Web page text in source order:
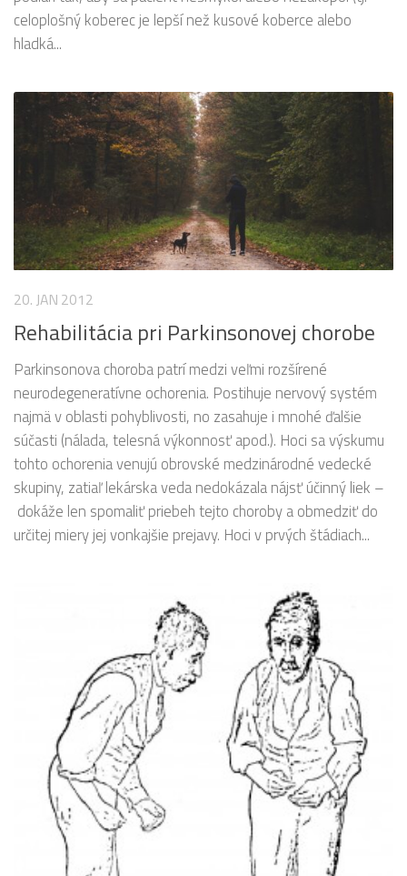
celoplošný koberec je lepší než kusové koberce alebo
hladká...
20. JAN 2012
Rehabilitácia pri Parkinsonovej chorobe
Parkinsonova choroba patrí medzi veľmi rozšírené
neurodegeneratívne ochorenia. Postihuje nervový systém
najmä v oblasti pohyblivosti, no zasahuje i mnohé ďalšie
súčasti (nálada, telesná výkonnosť apod.). Hoci sa výskumu
tohto ochorenia venujú obrovské medzinárodné vedecké
skupiny, zatiaľ lekárska veda nedokázala nájsť účinný liek –
dokáže len spomaliť priebeh tejto choroby a obmedziť do
určitej miery jej vonkajšie prejavy. Hoci v prvých štádiach...